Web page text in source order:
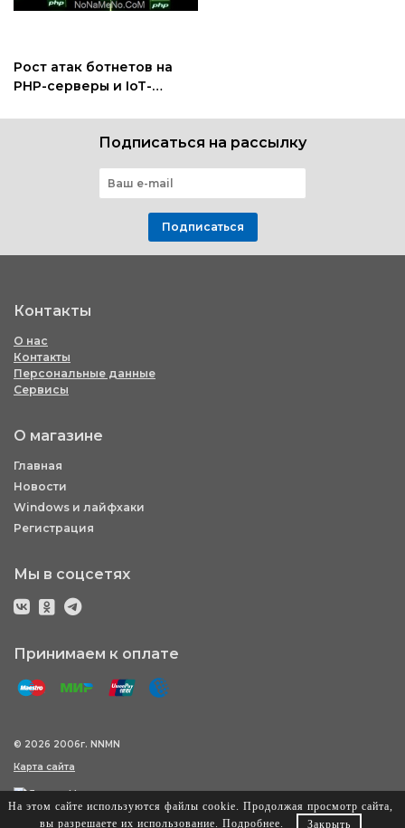
Рост атак ботнетов на
PHP-серверы и IoT-
экспертов
Подписаться на рассылку
Подписаться
Контакты
О нас
Контакты
Персональные данные
Сервисы
О магазине
Главная
Новости
Windows и лайфхаки
Регистрация
Мы в соцсетях
Принимаем к оплате
© 2026 2006г. NNMN
Карта сайта
На этом сайте используются файлы cookie. Продолжая просмотр сайта,
вы разрешаете их использование. Подробнее. Закрыть